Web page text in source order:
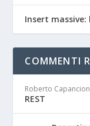
Insert
COMMENTI
Roberto
REST